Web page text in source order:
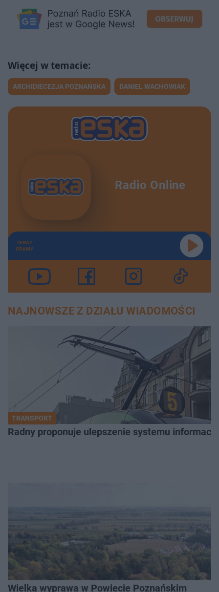
ARCHIDIECEZJA POZNAŃSKA DANIEL WACHOWIAK
Radio Online
TERAZ
GRAMY
NAJNOWSZE Z DZIAŁU WIADOMOŚCI
TRANSPORT
Radny proponuje ulepszenie systemu
Wielka wyprawa w Powiecie Poznańskim